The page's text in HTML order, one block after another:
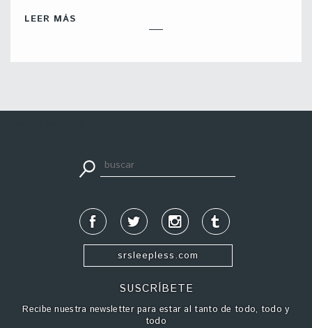
LEER MÁS
srsleepless.com
SUSCRÍBETE
Recibe nuestra newsletter para estar al tanto de todo, todo y
todo